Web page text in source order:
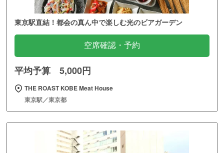
東京駅直結！都会の真ん中で楽しむ光のビアガーデン
空席確認・予約
平均予算 5,000円
THE ROAST KOBE Meat House
東京駅／東京都